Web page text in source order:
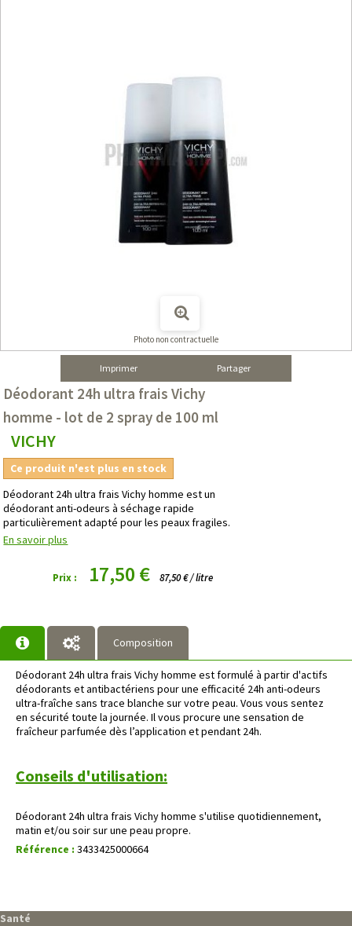
Photo non contractuelle
Imprimer Partager
Déodorant 24h ultra frais Vichy
homme - lot de 2 spray de 100 ml
VICHY
Ce produit n'est plus en stock
Déodorant 24h ultra frais Vichy homme est un
déodorant anti-odeurs à séchage rapide
particulièrement adapté pour les peaux fragiles.
En savoir plus
Prix : 17,50 € 87,50 € / litre
Composition
Déodorant 24h ultra frais Vichy homme est formulé à partir d'actifs
déodorants et antibactériens pour une efficacité 24h anti-odeurs
ultra-fraîche sans trace blanche sur votre peau. Vous vous sentez
en sécurité toute la journée. Il vous procure une sensation de
fraîcheur parfumée dès l’application et pendant 24h.
Conseils d'utilisation:
Déodorant 24h ultra frais Vichy homme s'utilise quotidiennement,
matin et/ou soir sur une peau propre.
Référence : 3433425000664
Santé